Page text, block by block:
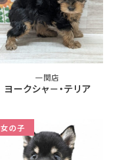
一関店
ヨークシャ－・テリア
女の子